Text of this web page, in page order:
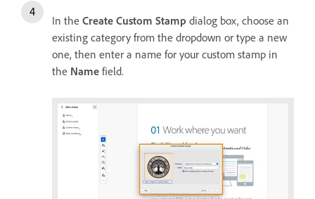
In the Create Custom Stamp dialog box, choose an
existing category from the dropdown or type a new
one, then enter a name for your custom stamp in
the Name field.